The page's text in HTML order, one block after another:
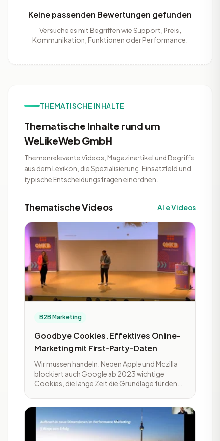
Keine passenden Bewertungen gefunden
Versuche es mit Begriffen wie Support, Preis,
Kommunikation, Funktionen oder Performance.
THEMATISCHE INHALTE
Thematische Inhalte rund um
WeLikeWeb GmbH
Themenrelevante Videos, Magazinartikel und Begriffe
aus dem Lexikon, die Spezialisierung, Einsatzfeld und
typische Entscheidungsfragen einordnen.
Thematische Videos Alle Videos
B2B Marketing
Goodbye Cookies. Effektives Online-
Marketing mit First-Party-Daten
Wir müssen handeln. Neben Apple und Mozilla
blockiert auch Google ab 2023 wichtige
Cookies, die lange Zeit die Grundlage für den
Transparenz und Privacy bedeutet, stellt
Marketer vor große Herausforderungen. Die
Konsequenz: Wir müssen neue Strategien